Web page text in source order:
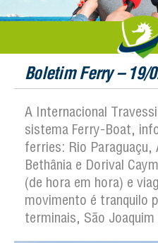
Boletim Ferry – 19/
A Internacional
sistema Ferry-Boat,
ferries: Rio Paraguaçu,
Bethânia e Dorival
(de hora em hora) e
movimento é tranquilo
terminais, São